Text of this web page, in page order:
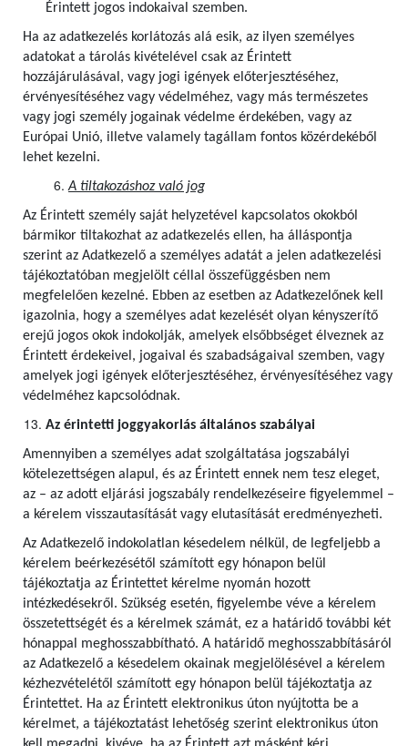
Érintett jogos indokaival szemben.
Ha az adatkezelés korlátozás alá esik, az ilyen személyes
adatokat a tárolás kivételével csak az Érintett
hozzájárulásával, vagy jogi igények előterjesztéséhez,
érvényesítéséhez vagy védelméhez, vagy más természetes
vagy jogi személy jogainak védelme érdekében, vagy az
Európai Unió, illetve valamely tagállam fontos közérdekéből
lehet kezelni.
A tiltakozáshoz való jog
Az Érintett személy saját helyzetével kapcsolatos okokból
bármikor tiltakozhat az adatkezelés ellen, ha álláspontja
szerint az Adatkezelő a személyes adatát a jelen adatkezelési
tájékoztatóban megjelölt céllal összefüggésben nem
megfelelően kezelné. Ebben az esetben az Adatkezelőnek kell
igazolnia, hogy a személyes adat kezelését olyan kényszerítő
erejű jogos okok indokolják, amelyek elsőbbséget élveznek az
Érintett érdekeivel, jogaival és szabadságaival szemben, vagy
amelyek jogi igények előterjesztéséhez, érvényesítéséhez vagy
védelméhez kapcsolódnak.
Az érintetti joggyakorlás általános szabályai
Amennyiben a személyes adat szolgáltatása jogszabályi
kötelezettségen alapul, és az Érintett ennek nem tesz eleget,
az – az adott eljárási jogszabály rendelkezéseire figyelemmel –
a kérelem visszautasítását vagy elutasítását eredményezheti.
Az Adatkezelő indokolatlan késedelem nélkül, de legfeljebb a
kérelem beérkezésétől számított egy hónapon belül
tájékoztatja az Érintettet kérelme nyomán hozott
intézkedésekről. Szükség esetén, figyelembe véve a kérelem
összetettségét és a kérelmek számát, ez a határidő további két
hónappal meghosszabbítható. A határidő meghosszabbításáról
az Adatkezelő a késedelem okainak megjelölésével a kérelem
kézhezvételétől számított egy hónapon belül tájékoztatja az
Érintettet. Ha az Érintett elektronikus úton nyújtotta be a
kérelmet, a tájékoztatást lehetőség szerint elektronikus úton